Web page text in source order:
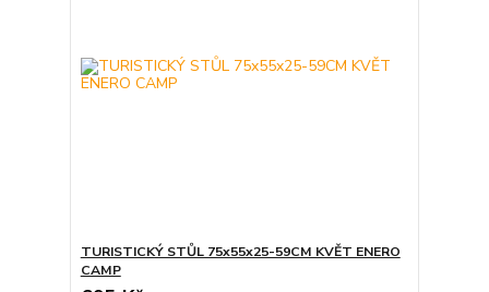
TURISTICKÝ STŮL 75x55x25-59CM KVĚT ENERO
CAMP